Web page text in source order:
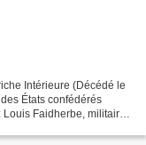
Intérieure (Décédé le
États confédérés
Faidherbe, militaire